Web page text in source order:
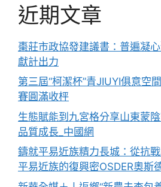
近期文章
棗莊市政協發建議書：普遍凝
獻計出力
第三屆“柯潔杯”青JIUYI俱意空
賽圓滿收枰
生態賦能到九宮格分享山東蒙
品質成長_中國網
鑄就平易近族精力長城：從抗
平易近族的復興密OSDER奧斯